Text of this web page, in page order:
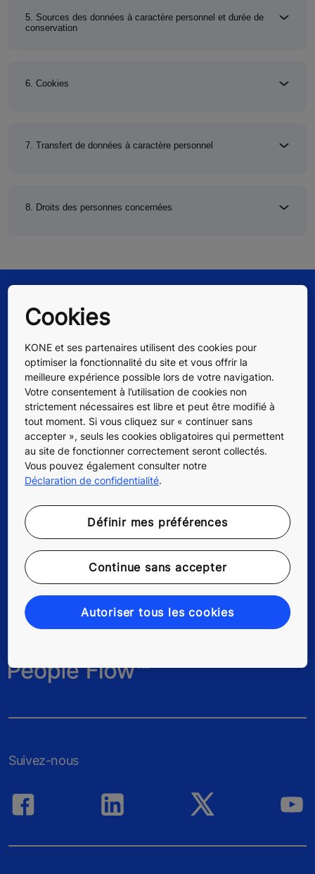
5. Sources des données à caractère personnel et durée de
conservation
6. Cookies
7. Transfert de données à caractère personnel
8. Droits des personnes concernées
Quick Links
Contactez-nous
Outils de planification
Fournisseurs
Actualités
Suivez-nous
Cookies
KONE et ses partenaires utilisent des cookies pour
optimiser la fonctionnalité du site et vous offrir la
meilleure expérience possible lors de votre navigation.
Votre consentement à l’utilisation de cookies non
strictement nécessaires est libre et peut être modifié à
tout moment. Si vous cliquez sur « continuer sans
accepter », seuls les cookies obligatoires qui permettent
au site de fonctionner correctement seront collectés.
Vous pouvez également consulter notre
Déclaration de confidentialité.
Définir mes préférences
Continue sans accepter
Autoriser tous les cookies